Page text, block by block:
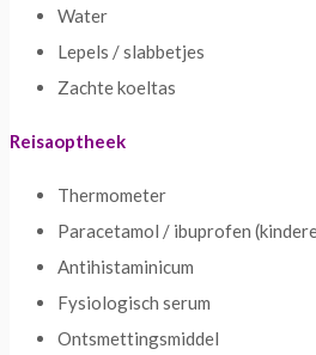
Water
Lepels / slabbetjes
Zachte koeltas
Reisaoptheek
Thermometer
Paracetamol / ibuprofen
Antihistaminicum
Fysiologisch serum
Ontsmettingsmiddel